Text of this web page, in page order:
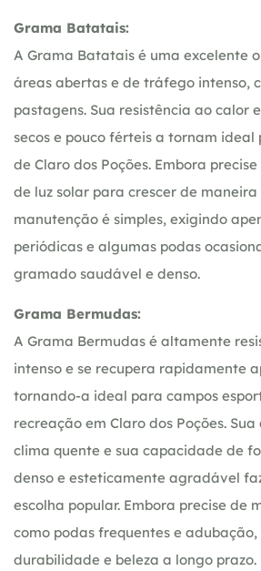
Grama Batatais:
A Grama Batatais é uma excelente
áreas abertas e de tráfego intenso,
pastagens. Sua resistência ao calor
secos e pouco férteis a tornam
de Claro dos Poções. Embora
de luz solar para crescer de
manutenção é simples, exigindo
periódicas e algumas podas
gramado saudável e denso.
Grama Bermudas:
A Grama Bermudas é altamente
intenso e se recupera rapidamente
tornando-a ideal para campos
recreação em Claro dos Poções.
clima quente e sua capacidade de
denso e esteticamente agradável
escolha popular. Embora precise de
como podas frequentes e
durabilidade e beleza a longo prazo.